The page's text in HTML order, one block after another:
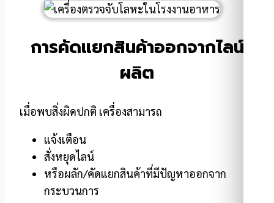
การคัดแยกสินค้าออกจากไลน์
ผลิต
เมื่อพบสิ่งผิดปกติ เครื่องสามารถ
แจ้งเตือน
สั่งหยุดไลน์
หรือผลัก/คัดแยกสินค้าที่มีปัญหาออกจาก
กระบวนการ